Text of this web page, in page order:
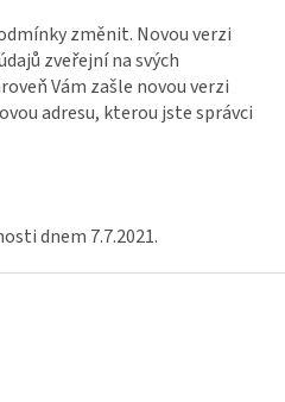
změnit. Novou verzi
zveřejní na svých
Vám zašle novou verzi
adresu, kterou jste správci
dnem 7.7.2021.